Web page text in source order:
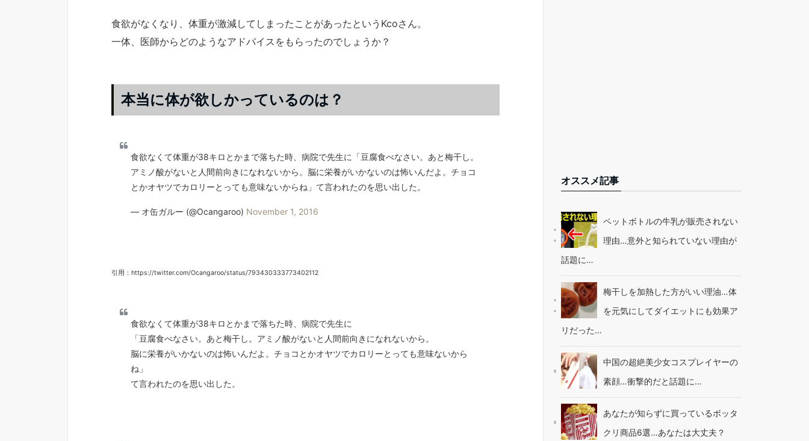
食欲がなくなり、体重が激減してしまったことがあったというKcoさん。
一体、医師からどのようなアドバイスをもらったのでしょうか？
本当に体が欲しかっているのは？
食欲なくて体重が38キロとかまで落ちた時、病院で先生に「豆腐食べなさい。あと梅干し。
アミノ酸がないと人間前向きになれないから。脳に栄養がいかないのは怖いんだよ。チョコ
とかオヤツでカロリーとっても意味ないからね」て言われたのを思い出した。
— オ缶ガルー (@Ocangaroo) November 1, 2016
引用：https://twitter.com/Ocangaroo/status/793430333773402112
食欲なくて体重が38キロとかまで落ちた時、病院で先生に
「豆腐食べなさい。あと梅干し。アミノ酸がないと人間前向きになれないから。
脳に栄養がいかないのは怖いんだよ。チョコとかオヤツでカロリーとっても意味ないから
ね」
て言われたのを思い出した。
オススメ記事
ペットボトルの牛乳が販売されない
理由…意外と知られていない理由が
話題に…
梅干しを加熱した方がいい理油…体
を元気にしてダイエットにも効果ア
リだった…
中国の超絶美少女コスプレイヤーの
素顔…衝撃的だと話題に…
あなたが知らずに買っているボッタ
クリ商品6選…あなたは大丈夫？